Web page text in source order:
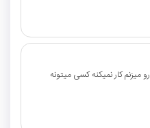
کد تخفیف mopon رو میزنم کار نمیکنه کسی میتونه